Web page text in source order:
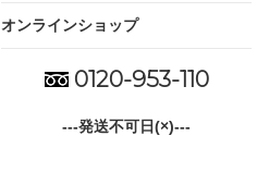
オンラインショップ
0120-953-110
---発送不可日(×)---